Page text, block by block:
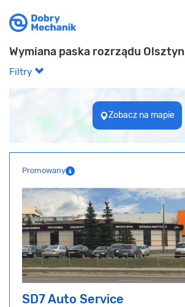
Wymiana paska rozrządu Olsztyn
Filtry
Zobacz na mapie
Promowany
SD7 Auto Service